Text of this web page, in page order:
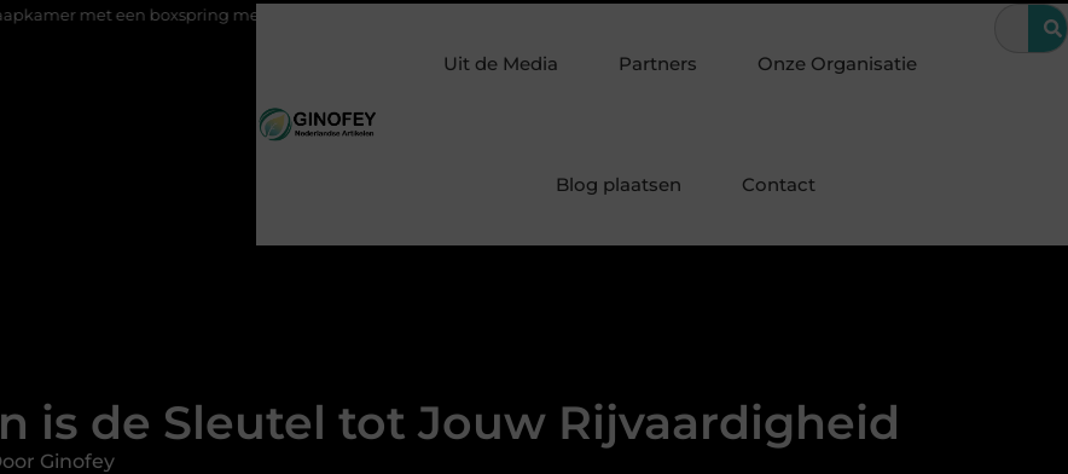
boxspring met opbergruimte Wanneer is een kroon de beste oplossing
Uit de Media Partners Onze Organisatie
Blog plaatsen Contact
is de Sleutel tot Jouw Rijvaardigheid
Ginofey